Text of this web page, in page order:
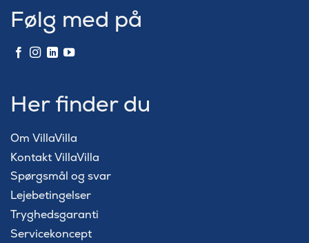
Følg med på
Her finder du
Om VillaVilla
Kontakt VillaVilla
Spørgsmål og svar
Lejebetingelser
Tryghedsgaranti
Servicekoncept